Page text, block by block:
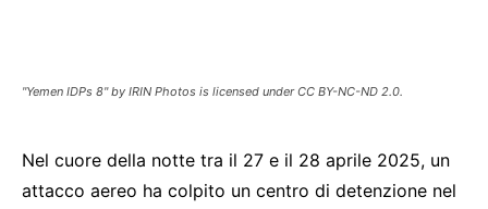
"Yemen IDPs 8" by IRIN Photos is licensed under CC BY-NC-ND 2.0.
Nel cuore della notte tra il 27 e il 28 aprile 2025, un
attacco aereo ha colpito un centro di detenzione nel